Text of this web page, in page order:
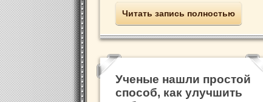
Читать запись полностью
Ученые нашли простой
способ, как улучшить